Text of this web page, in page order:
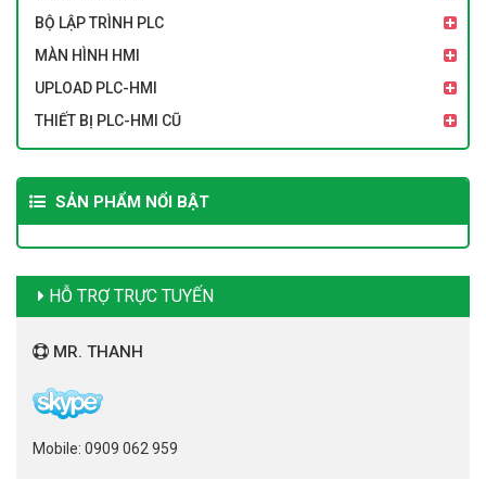
BỘ LẬP TRÌNH PLC
MÀN HÌNH HMI
UPLOAD PLC-HMI
THIẾT BỊ PLC-HMI CŨ
SẢN PHẨM NỔI BẬT
HỖ TRỢ TRỰC TUYẾN
MR. THANH
Mobile: 0909 062 959